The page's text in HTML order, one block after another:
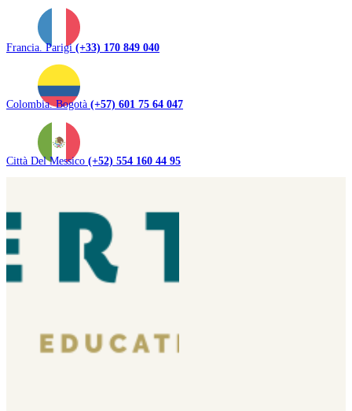
Francia. Parigi(+33) 170 849 040
Colombia. Bogotà (+57) 601 75 64 047
Città Del Messico (+52) 554 160 44 95